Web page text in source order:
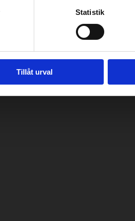
Statistik
Tillåt urval